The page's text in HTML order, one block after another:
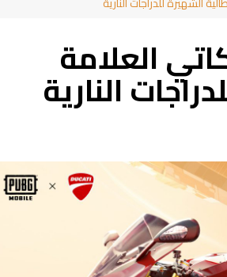
العلامة
النارية